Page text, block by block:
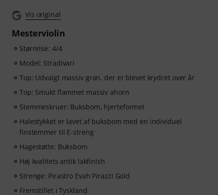
Vis original
Mesterviolin
Størrelse: 4/4
Model: Stradivari
Top: Udvalgt massiv gran, der er blevet krydret over år
Top: Smukt flammet massiv ahorn
Stemmeskruer: Buksbom, hjerteformet
Halestykket er lavet af buksbom med en individuel
finstemmer til E-streng
Hagestøtte: Buksbom
Høj kvalitets antik lakfinish
Strenge: Pirastro Evah Pirazzi Gold
Fremstillet i Tyskland